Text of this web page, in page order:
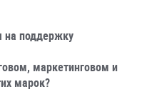
на поддержку
маркетинговом и
марок?